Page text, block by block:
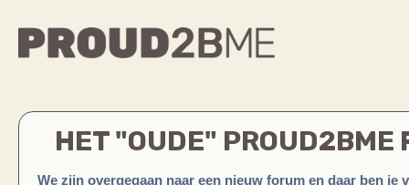
HET "OUDE" PROUD2BME
We zijn overgegaan naar een nieuw forum en daar ben je